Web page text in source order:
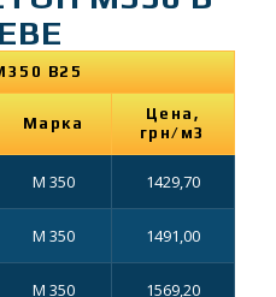
B25
Марка
Цена,
грн/м3
М 350 1429,70
М 350 1491,00
М 350 1569,20